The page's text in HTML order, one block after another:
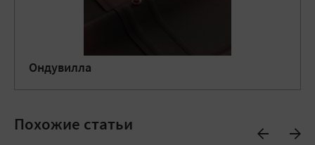
Ондувилла
Похожие статьи